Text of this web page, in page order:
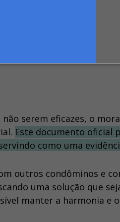
apropriadas, como
resolução do problema.
serem eficazes, o
Este documento oficial
como uma
outros condôminos e
uma solução que
manter a harmonia